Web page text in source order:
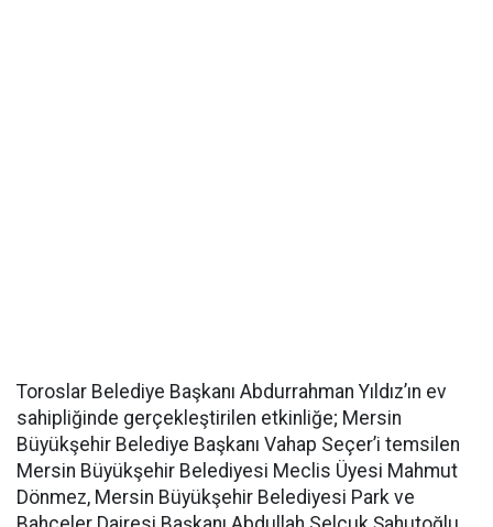
Toroslar Belediye Başkanı Abdurrahman Yıldız’ın ev
sahipliğinde gerçekleştirilen etkinliğe; Mersin
Büyükşehir Belediye Başkanı Vahap Seçer’i temsilen
Mersin Büyükşehir Belediyesi Meclis Üyesi Mahmut
Dönmez, Mersin Büyükşehir Belediyesi Park ve